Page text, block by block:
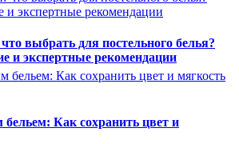
выбрать для постельного белья?
и экспертные рекомендации
бельем: Как сохранить цвет и